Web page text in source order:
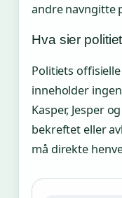
andre navngitte
Hva sier
Politiets
inneholder
Kasper, Jesper
bekreftet eller
må direkte